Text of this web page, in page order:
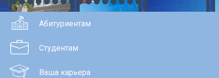
Абитуриентам
Студентам
Ваша карьера